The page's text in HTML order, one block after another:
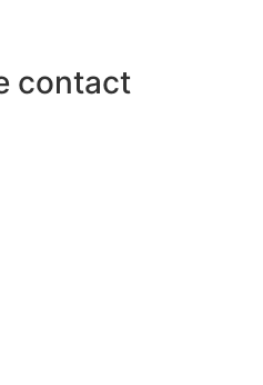
contact